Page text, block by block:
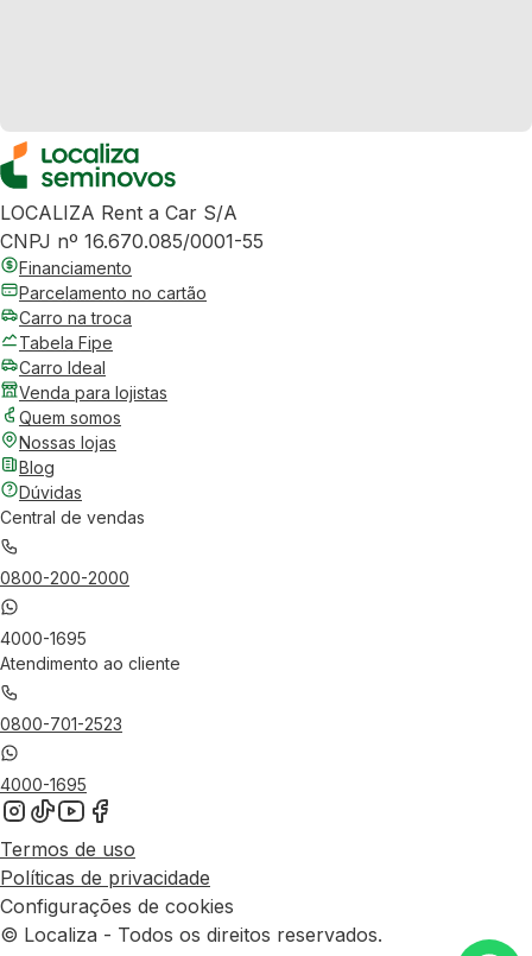
LOCALIZA Rent a Car S/A
CNPJ nº 16.670.085/0001-55
Financiamento
Parcelamento no cartão
Carro na troca
Tabela Fipe
Carro Ideal
Venda para lojistas
Quem somos
Nossas lojas
Blog
Dúvidas
Central de vendas
0800-200-2000
4000-1695
Atendimento ao cliente
0800-701-2523
4000-1695
Termos de uso
Políticas de privacidade
Configurações de cookies
© Localiza - Todos os direitos reservados.